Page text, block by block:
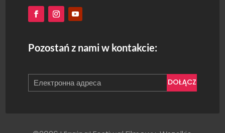
Pozostań z nami w kontakcie:
DOŁĄCZ